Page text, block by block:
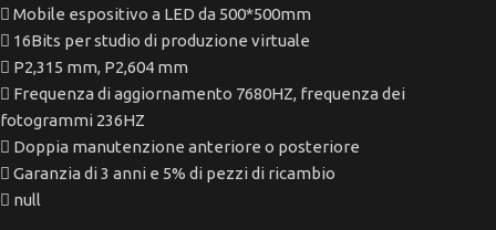
Mobile espositivo a LED da 500*500mm
16Bits per studio di produzione virtuale
P2,315 mm, P2,604 mm
Frequenza di aggiornamento 7680HZ, frequenza dei
fotogrammi 236HZ
Doppia manutenzione anteriore o posteriore
Garanzia di 3 anni e 5% di pezzi di ricambio
null